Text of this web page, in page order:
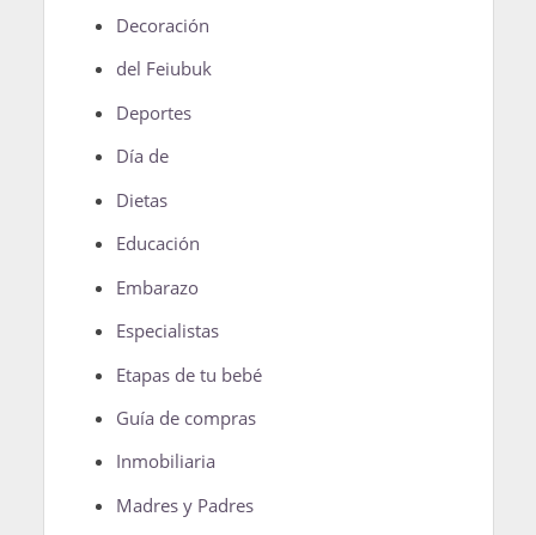
Decoración
del Feiubuk
Deportes
Día de
Dietas
Educación
Embarazo
Especialistas
Etapas de tu bebé
Guía de compras
Inmobiliaria
Madres y Padres